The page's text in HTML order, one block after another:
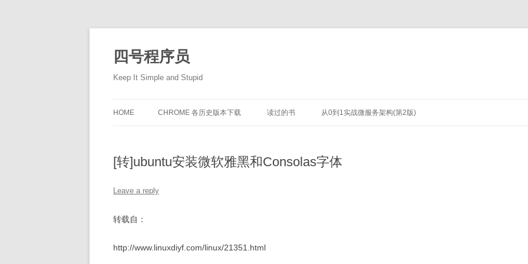
content
四号程序员
Keep It Simple and Stupid
HOME CHROME 各历史版本下载 读过的书 从0到1实战微服务架构(第2版)
[转]ubuntu安装微软雅黑和Consolas字体
Leave a reply
转载自：
http://www.linuxdiyf.com/linux/21351.html